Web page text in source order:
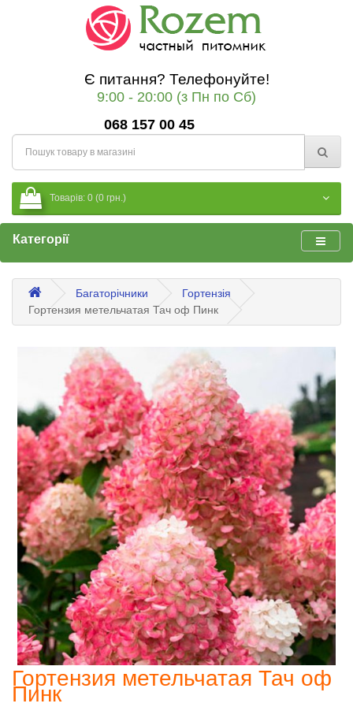
Є питання? Телефонуйте!
9:00 - 20:00 (з Пн по Сб)
068 157 00 45
Товарів: 0 (0 грн.)
Категорії
Багаторічники
Гортензія
Гортензия метельчатая Тач оф Пинк
Гортензия метельчатая Тач оф
Пинк